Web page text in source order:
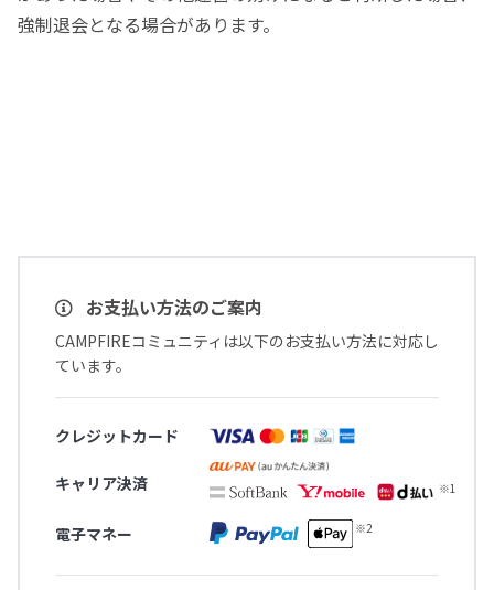
強制退会となる場合があります。
お支払い方法のご案内
CAMPFIREコミュニティは以下のお支払い方法に対応し
ています。
クレジットカード
キャリア決済
電子マネー